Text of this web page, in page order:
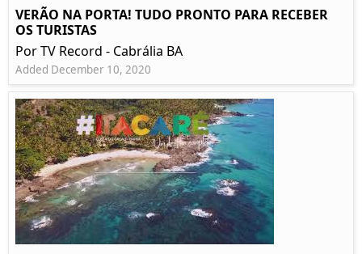
VERÃO NA PORTA! TUDO PRONTO PARA RECEBER
OS TURISTAS
Por TV Record - Cabrália BA
Added December 10, 2020